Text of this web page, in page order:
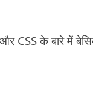
और CSS के बारे में